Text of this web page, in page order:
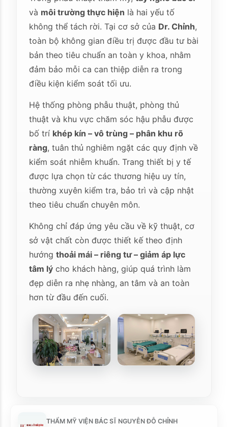
và môi trường thực hiện là hai yếu tố
không thể tách rời. Tại cơ sở của Dr. Chỉnh,
toàn bộ không gian điều trị được đầu tư bài
bản theo tiêu chuẩn an toàn y khoa, nhằm
đảm bảo mỗi ca can thiệp diễn ra trong
điều kiện kiểm soát tối ưu.
Hệ thống phòng phẫu thuật, phòng thủ
thuật và khu vực chăm sóc hậu phẫu được
bố trí khép kín – vô trùng – phân khu rõ
ràng, tuân thủ nghiêm ngặt các quy định về
kiểm soát nhiễm khuẩn. Trang thiết bị y tế
được lựa chọn từ các thương hiệu uy tín,
thường xuyên kiểm tra, bảo trì và cập nhật
theo tiêu chuẩn chuyên môn.
Không chỉ đáp ứng yêu cầu về kỹ thuật, cơ
sở vật chất còn được thiết kế theo định
hướngthoải mái – riêng tư – giảm áp lực
tâm lý cho khách hàng, giúp quá trình làm
đẹp diễn ra nhẹ nhàng, an tâm và an toàn
hơn từ đầu đến cuối.
THẨM MỸ VIỆN BÁC SĨ NGUYỄN ĐỖ CHỈNH